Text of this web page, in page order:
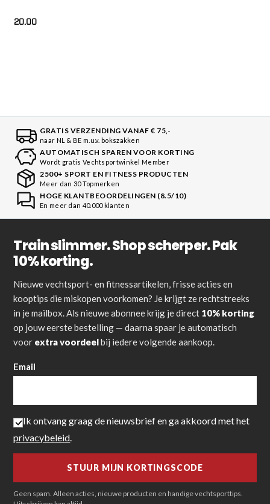
20.00
GRATIS VERZENDING VANAF € 75,-
naar NL & BE m.u.v. bokszakken
AUTOMATISCH SPAREN VOOR KORTING
Wordt gratis Vechtsportwinkel Member
2500+ SPORT EN FITNESS PRODUCTEN
Meer dan 30 Topmerken
HOGE KLANTBEOORDELINGEN (8.5/10)
En meer dan 40.000 klanten
Train slimmer. Shop scherper. Pak
10% korting.
Nieuwe vechtsport- en fitnessartikelen, frisse acties en
kooptips die miskopen voorkomen? Je krijgt ze rechtstreeks
in je mailbox. Als nieuwe abonnee krijg je direct 10% korting
op jouw eerste bestelling — daarna spaar je automatisch
voor extra voordeelbij iedere volgende aankoop.
Email
Ik ontvang graag de nieuwsbrief en ga akkoord met het
privacybeleid.
Geen spam. Alleen acties, nieuwe producten en handige vechtsporttips.